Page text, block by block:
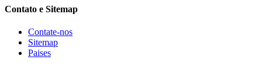
Contato e Sitemap
Contate-nos
Sitemap
Paises